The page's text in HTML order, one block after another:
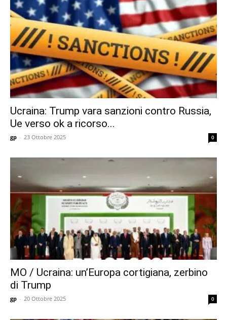
Ucraina: Trump vara sanzioni contro Russia,
Ue verso ok a ricorso...
gp - 23 Ottobre 2025 0
MO / Ucraina: un’Europa cortigiana, zerbino
di Trump
gp - 20 Ottobre 2025 0